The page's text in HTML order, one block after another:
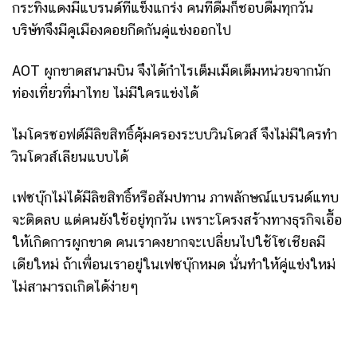
กระทิงแดงมีแบรนด์ที่แข็งแกร่ง คนที่ดื่มก็ชอบดื่มทุกวัน
บริษัทจึงมีคูเมืองคอยกีดกันคู่แข่งออกไป
AOT ผูกขาดสนามบิน จึงได้กำไรเต็มเม็ดเต็มหน่วยจากนัก
ท่องเที่ยวที่มาไทย ไม่มีใครแข่งได้
ไมโครซอฟต์มีลิขสิทธิ์คุ้มครองระบบวินโดวส์ จึงไม่มีใครทำ
วินโดวส์เลียนแบบได้
เฟซบุ๊กไม่ได้มีลิขสิทธิ์หรือสัมปทาน ภาพลักษณ์แบรนด์แทบ
จะติดลบ แต่คนยังใช้อยู่ทุกวัน เพราะโครงสร้างทางธุรกิจเอื้อ
ให้เกิดการผูกขาด คนเราคงยากจะเปลี่ยนไปใช้โซเชียลมี
เดียใหม่ ถ้าเพื่อนเราอยู่ในเฟซบุ๊กหมด นั่นทำให้คู่แข่งใหม่
ไม่สามารถเกิดได้ง่ายๆ